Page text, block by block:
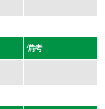
備考